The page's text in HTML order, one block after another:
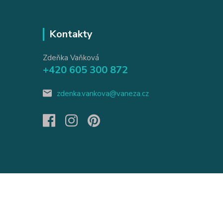
Kontakty
Zdeňka Vaňková
+420 605 300 872
zdenka.vankova@vaneza.cz